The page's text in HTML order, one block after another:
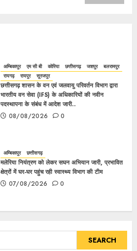
अम्बिकापुर एम सी बी कोरिया छत्तीसगढ़ जशपुर
बलरामपुर
रायगढ़
रायपुर सूरजपुर
छत्तीसगढ़ शासन के वन एवं जलवायु परिवर्तन विभाग द्वारा
भारतीय वन सेवा (IFS) के अधिकारियों की नवीन
पदस्थापना के संबंध में आदेश जारी..
08/08/2026
0
अम्बिकापुर छत्तीसगढ़
मलेरिया नियंत्रण को लेकर सघन अभियान जारी, प्रभावित
क्षेत्रों में घर-घर पहुंच रही स्वास्थ्य विभाग की टीम
07/08/2026
0